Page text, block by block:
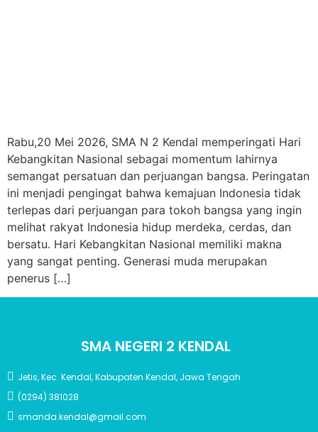
Rabu,20 Mei 2026, SMA N 2 Kendal memperingati Hari
Kebangkitan Nasional sebagai momentum lahirnya
semangat persatuan dan perjuangan bangsa. Peringatan
ini menjadi pengingat bahwa kemajuan Indonesia tidak
terlepas dari perjuangan para tokoh bangsa yang ingin
melihat rakyat Indonesia hidup merdeka, cerdas, dan
bersatu. Hari Kebangkitan Nasional memiliki makna
yang sangat penting. Generasi muda merupakan
penerus […]
SMA NEGERI 2 KENDAL
Jetis, Kec. Kendal, Kabupaten Kendal, Jawa Tengah
(0294) 381028
smanda.kendal@gmail.com